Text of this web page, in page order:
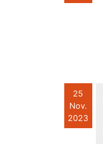
25
Nov.
2023